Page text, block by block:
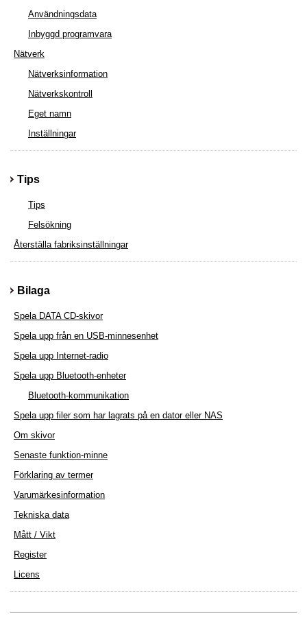
Användningsdata
Inbyggd programvara
Nätverk
Nätverksinformation
Nätverkskontroll
Eget namn
Inställningar
Tips
Tips
Felsökning
Återställa fabriksinställningar
Bilaga
Spela DATA CD-skivor
Spela upp från en USB-minnesenhet
Spela upp Internet-radio
Spela upp Bluetooth-enheter
Bluetooth-kommunikation
Spela upp filer som har lagrats på en dator eller NAS
Om skivor
Senaste funktion-minne
Förklaring av termer
Varumärkesinformation
Tekniska data
Mått / Vikt
Register
Licens